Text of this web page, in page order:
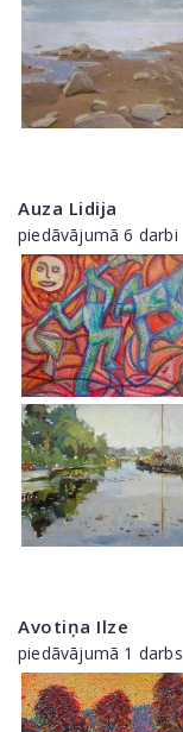
Auza Lidija
piedāvājumā 6 darbi
Avotiņa Ilze
piedāvājumā 1 darbs